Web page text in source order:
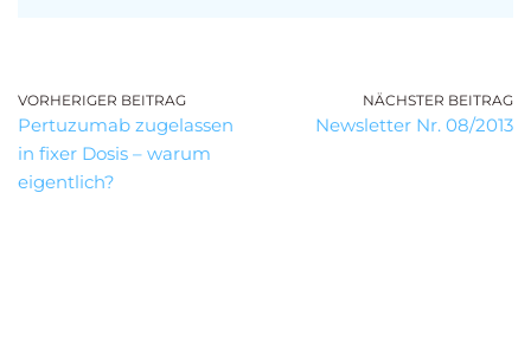
VORHERIGER BEITRAG
Pertuzumab zugelassen
in fixer Dosis – warum
eigentlich?
NÄCHSTER BEITRAG
Newsletter Nr. 08/2013